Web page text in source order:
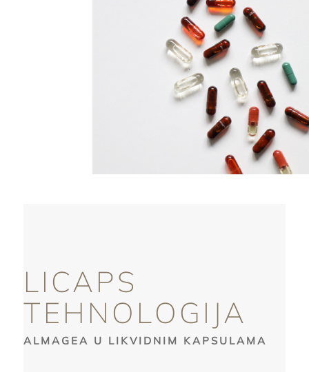
LICAPS
TEHNOLOGIJA
ALMAGEA U LIKVIDNIM KAPSULAMA